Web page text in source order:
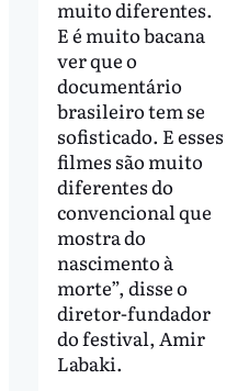
muito diferentes.
E é muito bacana
ver que o
documentário
brasileiro tem se
sofisticado. E esses
filmes são muito
diferentes do
convencional que
mostra do
nascimento à
morte”, disse o
diretor-fundador
do festival, Amir
Labaki.